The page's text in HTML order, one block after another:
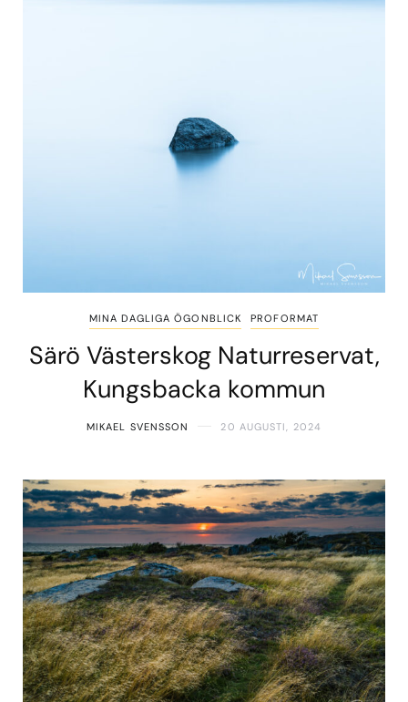
MINA DAGLIGA ÖGONBLICK PROFORMAT
Särö Västerskog Naturreservat,
Kungsbacka kommun
MIKAEL SVENSSON 20 AUGUSTI, 2024